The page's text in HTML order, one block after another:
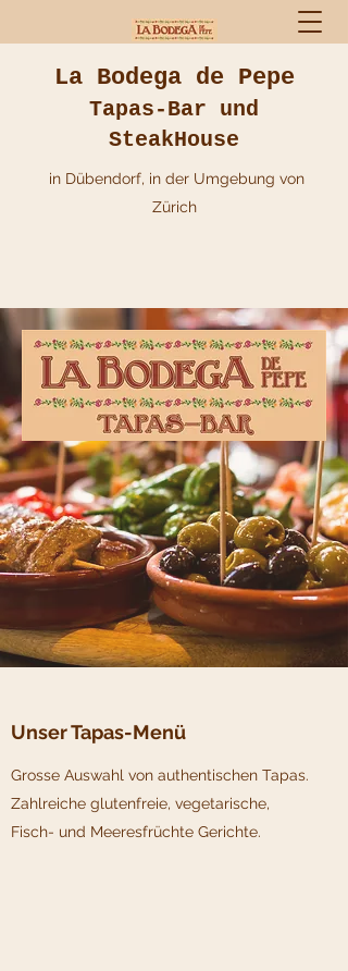
La Bodega de Pepe
Tapas-Bar und
SteakHouse
in Dübendorf, in der Umgebung von
Zürich
Unser Tapas-Menü
Grosse Auswahl von authentischen Tapas.
Zahlreiche glutenfreie, vegetarische,
Fisch- und Meeresfrüchte Gerichte.